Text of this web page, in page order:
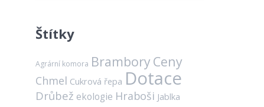
Štítky
Agrární komora Brambory Ceny
Chmel Cukrová řepa Dotace
Drůbež ekologie Hraboši Jablka